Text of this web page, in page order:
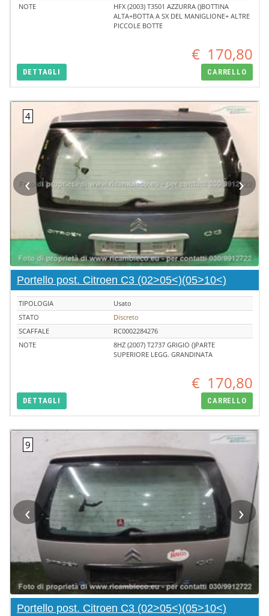
NOTE
HFX (2003) T3501 AZZURRA ()BOTTINA
ALTA+BOTTA A SX DEL MANIGLIONE+ ALTRE
PICCOLE BOTTE
€ 170,80
DETTAGLI CARRELLO
‹ ›
Portello post. Citroen C3 (02>05<)(05>10<)
TIPOLOGIA
Usato
STATO
Discreto
SCAFFALE
RC0002284276
NOTE
8HZ (2007) T2737 GRIGIO ()PARTE
SUPERIORE LEGG. GRANDINATA
€ 170,80
DETTAGLI CARRELLO
‹ ›
Portello post. Citroen C3 (02>05<)(05>10<)